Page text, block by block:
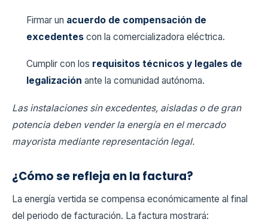
Firmar un acuerdo de compensación de
excedentes con la comercializadora eléctrica.
Cumplir con los requisitos técnicos y legales de
legalización ante la comunidad autónoma.
Las instalaciones sin excedentes, aisladas o de gran
potencia deben vender la energía en el mercado
mayorista mediante representación legal.
¿Cómo se refleja en la factura?
La energía vertida se compensa económicamente al final
del periodo de facturación. La factura mostrará: